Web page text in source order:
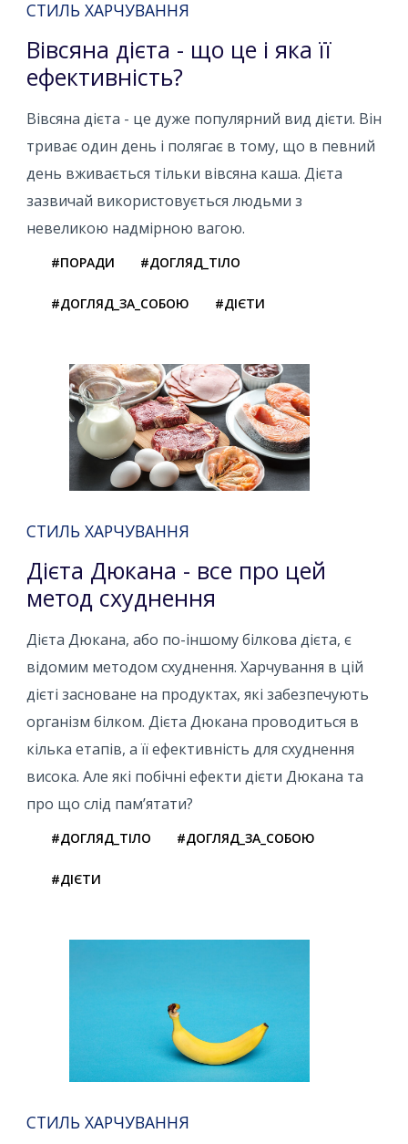
СТИЛЬ ХАРЧУВАННЯ
Вівсяна дієта - що це і яка її
ефективність?
Вівсяна дієта - це дуже популярний вид дієти. Він
триває один день і полягає в тому, що в певний
день вживається тільки вівсяна каша. Дієта
зазвичай використовується людьми з
невеликою надмірною вагою.
#ПОРАДИ #ДОГЛЯД_ТІЛО
#ДОГЛЯД_ЗА_СОБОЮ #ДІЄТИ
СТИЛЬ ХАРЧУВАННЯ
Дієта Дюкана - все про цей
метод схуднення
Дієта Дюкана, або по-іншому білкова дієта, є
відомим методом схуднення. Харчування в цій
дієті засноване на продуктах, які забезпечують
організм білком. Дієта Дюкана проводиться в
кілька етапів, а її ефективність для схуднення
висока. Але які побічні ефекти дієти Дюкана та
про що слід пам’ятати?
#ДОГЛЯД_ТІЛО #ДОГЛЯД_ЗА_СОБОЮ
#ДІЄТИ
СТИЛЬ ХАРЧУВАННЯ